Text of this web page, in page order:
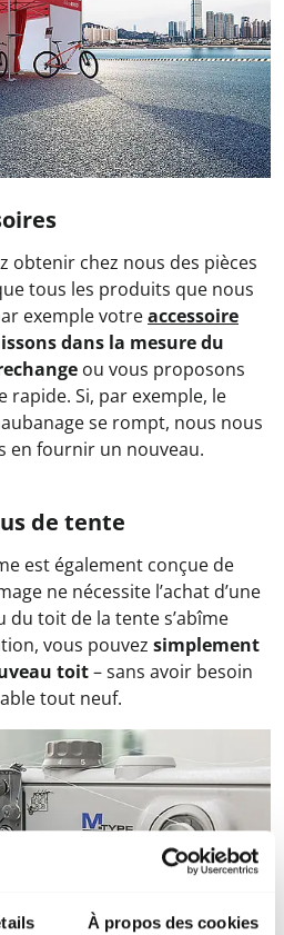
À propos des cookies
obtenir chez nous des pièces
tous les produits que nous
exemple votreaccessoire
dans la mesure du
ou vous proposons
rapide. Si, par exemple, le
se rompt, nous nous
en fournir un nouveau.
de tente
est également conçue de
ne nécessite l’achat d’une
du toit de la tente s’abîme
vous pouvez simplement
toit– sans avoir besoin
tout neuf.